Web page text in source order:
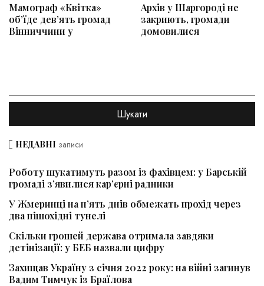
Мамограф «Квітка»
об’їде дев’ять громад
Вінниччини у
Архів у Шаргороді не
закриють, громади
домовилися
НЕДАВНІ записи
Роботу шукатимуть разом із фахівцем: у Барській
громаді з’явилися кар’єрні радники
У Жмеринці на п’ять днів обмежать прохід через
два пішохідні тунелі
Скільки грошей держава отримала завдяки
детінізації: у БЕБ назвали цифру
Захищав Україну з січня 2022 року: на війні загинув
Вадим Тимчук із Браїлова